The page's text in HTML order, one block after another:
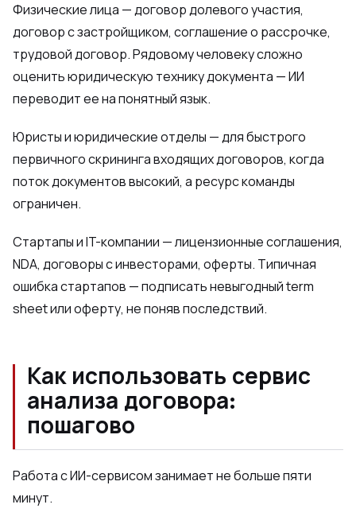
Физические лица — договор долевого участия,
договор с застройщиком, соглашение о рассрочке,
трудовой договор. Рядовому человеку сложно
оценить юридическую технику документа — ИИ
переводит ее на понятный язык.
Юристы и юридические отделы — для быстрого
первичного скрининга входящих договоров, когда
поток документов высокий, а ресурс команды
ограничен.
Стартапы и IT-компании — лицензионные соглашения,
NDA, договоры с инвесторами, оферты. Типичная
ошибка стартапов — подписать невыгодный term
sheet или оферту, не поняв последствий.
Как использовать сервис
анализа договора:
пошагово
Работа с ИИ-сервисом занимает не больше пяти
минут.